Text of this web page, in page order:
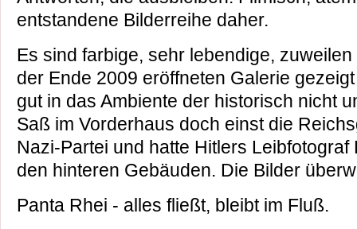
entstandene Bilderreihe daher.
Es sind farbige, sehr lebendige,
der Ende 2009 eröffneten Galerie
gut in das Ambiente der historisch nicht
Saß im Vorderhaus doch einst die
Nazi-Partei und hatte Hitlers Leibfotograf
den hinteren Gebäuden. Die Bilder
Panta Rhei - alles fließt, bleibt im Fluß.